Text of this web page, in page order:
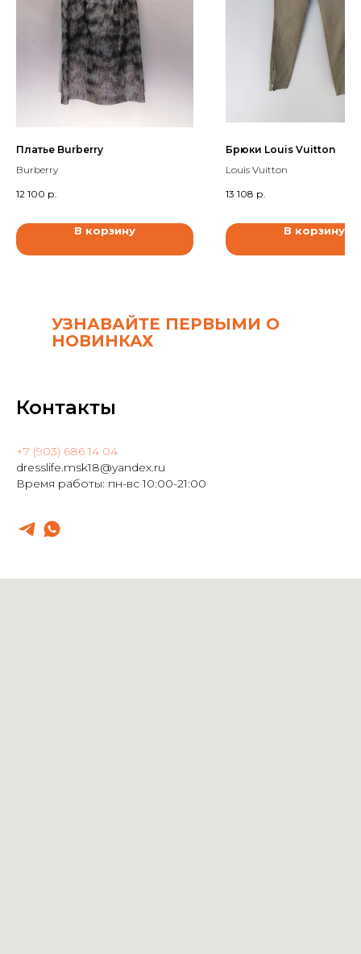
Платье Burberry
Burberry
12 100 р.
В корзину
Брюки Louis Vuitton
Louis Vuitton
13 108 р.
В корзину
УЗНАВАЙТЕ ПЕРВЫМИ О
НОВИНКАХ
Контакты
+7 (903) 686 14 04
dresslife.msk18@yandex.ru
Время работы: пн-вс 10:00-21:00